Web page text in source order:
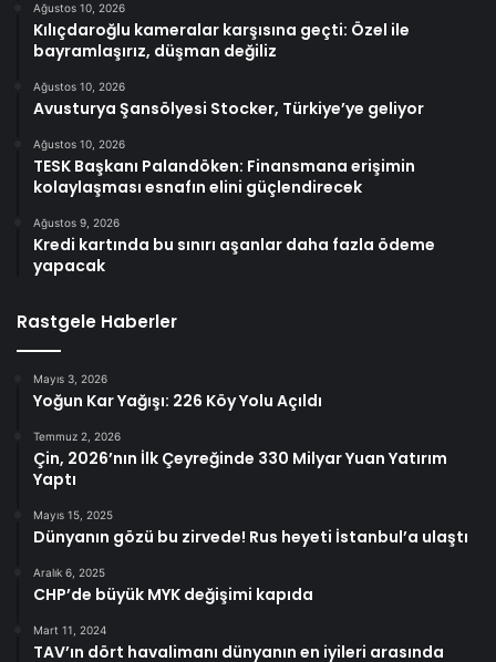
Ağustos 10, 2026
Kılıçdaroğlu kameralar karşısına geçti: Özel ile
bayramlaşırız, düşman değiliz
Ağustos 10, 2026
Avusturya Şansölyesi Stocker, Türkiye’ye geliyor
Ağustos 10, 2026
TESK Başkanı Palandöken: Finansmana erişimin
kolaylaşması esnafın elini güçlendirecek
Ağustos 9, 2026
Kredi kartında bu sınırı aşanlar daha fazla ödeme
yapacak
Rastgele Haberler
Mayıs 3, 2026
Yoğun Kar Yağışı: 226 Köy Yolu Açıldı
Temmuz 2, 2026
Çin, 2026’nın İlk Çeyreğinde 330 Milyar Yuan Yatırım
Yaptı
Mayıs 15, 2025
Dünyanın gözü bu zirvede! Rus heyeti İstanbul’a ulaştı
Aralık 6, 2025
CHP’de büyük MYK değişimi kapıda
Mart 11, 2024
TAV’ın dört havalimanı dünyanın en iyileri arasında